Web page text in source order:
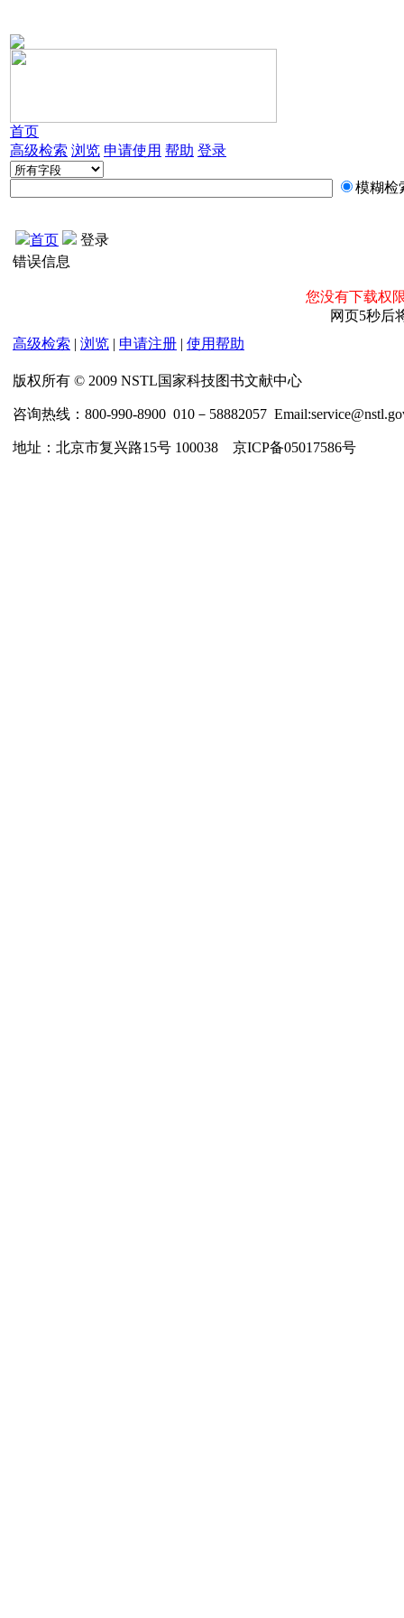
首页
高级检索 浏览 申请使用 帮助 登录
模糊检
首页
登录
错误信息
您没有下载权
网页5秒后
高级检索 | 浏览 | 申请注册 | 使用帮助
版权所有 © 2009 NSTL国家科技图书文献中心
咨询热线：800-990-8900 010－58882057
地址：北京市复兴路15号 100038 京ICP备05017586号